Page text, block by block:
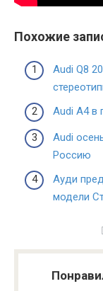
Похожие
Audi Q8
Audi А4 в
Audi
Россию
Ауди
модели